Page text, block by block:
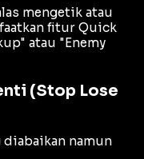
mengetik atau
fitur Quick
atau "Enemy
(Stop Lose
namun